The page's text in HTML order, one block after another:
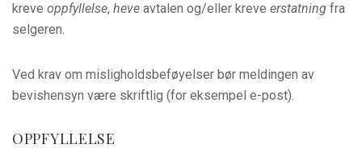
kreve oppfyllelse, heve avtalen og/eller kreve erstatning fra
selgeren.
Ved krav om misligholdsbeføyelser bør meldingen av
bevishensyn være skriftlig (for eksempel e-post).
OPPFYLLELSE